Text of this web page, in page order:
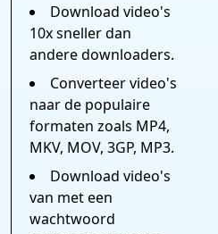
Download video's
10x sneller dan
andere downloaders.
Converteer video's
naar de populaire
formaten zoals MP4,
MKV, MOV, 3GP, MP3.
Download video's
van met een
wachtwoord